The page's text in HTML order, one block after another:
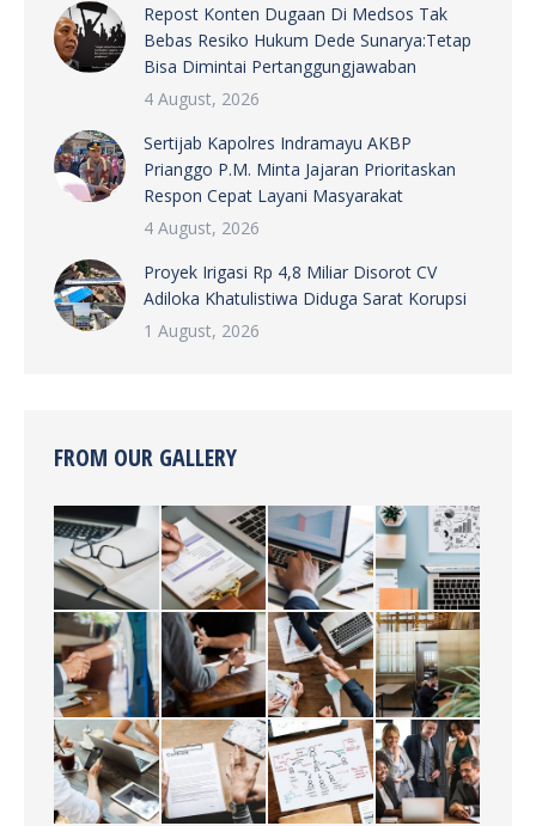
Repost Konten Dugaan Di Medsos Tak
Bebas Resiko Hukum Dede Sunarya:Tetap
Bisa Dimintai Pertanggungjawaban
4 August, 2026
Sertijab Kapolres Indramayu AKBP
Prianggo P.M. Minta Jajaran Prioritaskan
Respon Cepat Layani Masyarakat
4 August, 2026
Proyek Irigasi Rp 4,8 Miliar Disorot CV
Adiloka Khatulistiwa Diduga Sarat Korupsi
1 August, 2026
FROM OUR GALLERY